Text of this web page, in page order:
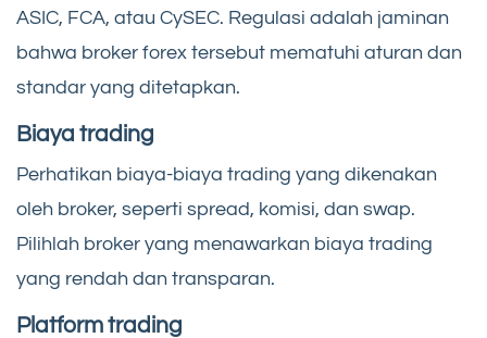
ASIC, FCA, atau CySEC. Regulasi adalah jaminan
bahwa broker forex tersebut mematuhi aturan dan
standar yang ditetapkan.
Biaya trading
Perhatikan biaya-biaya trading yang dikenakan
oleh broker, seperti spread, komisi, dan swap.
Pilihlah broker yang menawarkan biaya trading
yang rendah dan transparan.
Platform trading